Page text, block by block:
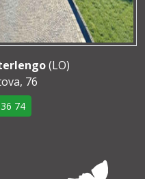
(LO)
76
74